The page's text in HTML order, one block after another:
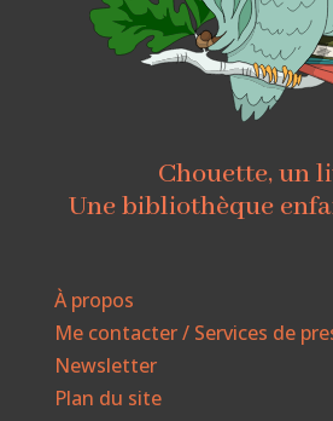
Chouette, un
Une bibliothèque
À propos
Me contacter / Services de
Newsletter
Plan du site